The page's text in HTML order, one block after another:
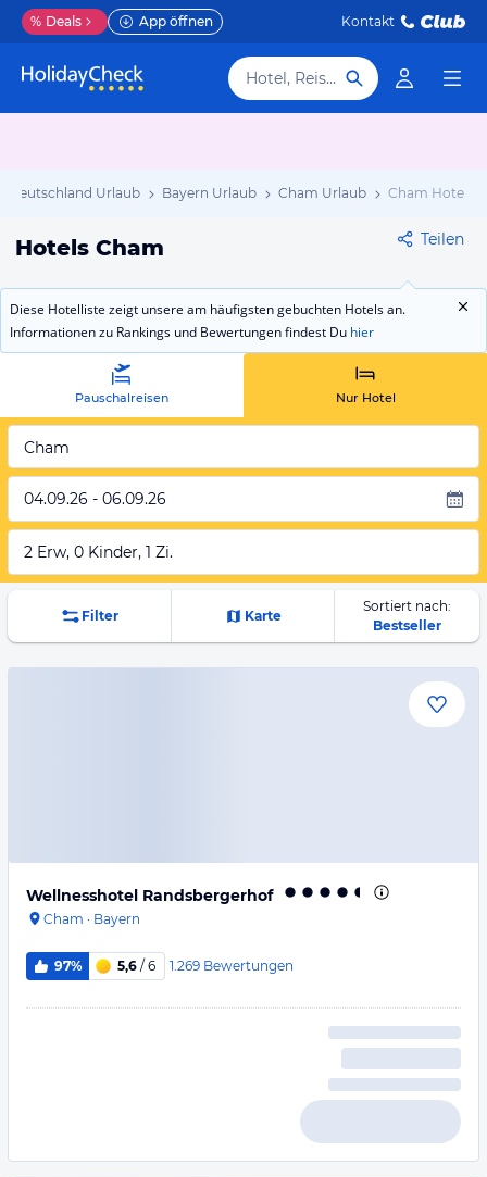
% Deals App öffnen Kontakt
Hotel, Reiseziel
Deutschland Urlaub Bayern Urlaub Cham Urlaub Cham Hotels
Hotels Cham Teilen
Diese Hotelliste zeigt unsere am häufigsten gebuchten Hotels an.
Informationen zu Rankings und Bewertungen findest Du hier
Pauschalreisen Nur Hotel
Cham
04.09.26 - 06.09.26
2 Erw, 0 Kinder, 1 Zi.
Filter Karte
Sortiert nach:
Bestseller
Wellnesshotel Randsbergerhof
Cham · Bayern
97% 5,6 / 6 1.269 Bewertungen